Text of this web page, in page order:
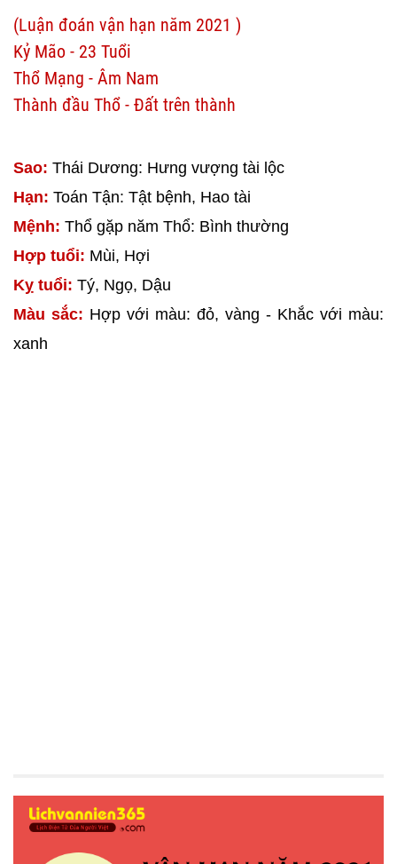
(Luận đoán vận hạn năm 2021 )
Kỷ Mão - 23 Tuổi
Thổ Mạng - Âm Nam
Thành đầu Thổ - Đất trên thành
Sao: Thái Dương: Hưng vượng tài lộc
Hạn: Toán Tận: Tật bệnh, Hao tài
Mệnh: Thổ gặp năm Thổ: Bình thường
Hợp tuổi: Mùi, Hợi
Kỵ tuổi: Tý, Ngọ, Dậu
Màu sắc: Hợp với màu: đỏ, vàng - Khắc với màu:
xanh